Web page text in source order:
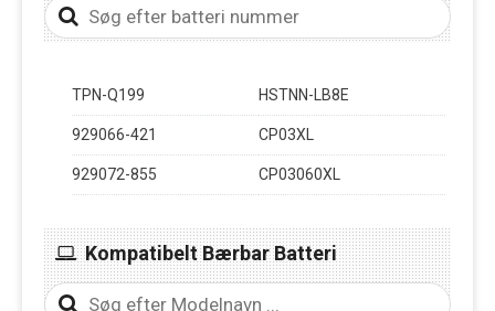
TPN-Q199 HSTNN-LB8E
929066-421 CP03XL
929072-855 CP03060XL
Kompatibelt Bærbar Batteri